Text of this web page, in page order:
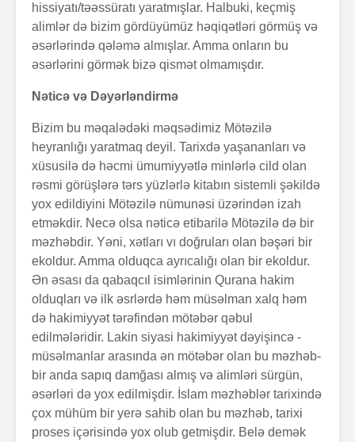
hissiyatı/təəssüratı yaratmışlar. Halbuki, keçmiş
alimlər də bizim gördüyümüz həqiqətləri görmüş və
əsərlərində qələmə almışlar. Amma onların bu
əsərlərini görmək bizə qismət olmamışdır.
Nəticə və Dəyərləndirmə
Bizim bu məqalədəki məqsədimiz Mötəzilə
heyranlığı yaratmaq deyil. Tarixdə yaşananları və
xüsusilə də həcmi ümumiyyətlə minlərlə cild olan
rəsmi görüşlərə tərs yüzlərlə kitabın sistemli şəkildə
yox edildiyini Mötəzilə nümunəsi üzərindən izah
etməkdir. Necə olsa nəticə etibarilə Mötəzilə də bir
məzhəbdir. Yəni, xətları vı doğruları olan bəşəri bir
ekoldur. Amma olduqca ayrıcalığı olan bir ekoldur.
Ən əsası da qabaqcıl isimlərinin Qurana hakim
olduqları və ilk əsrlərdə həm müsəlman xalq həm
də hakimiyyət tərəfindən mötəbər qəbul
edilmələridir. Lakin siyasi hakimiyyət dəyişincə -
müsəlmanlar arasında ən mötəbər olan bu məzhəb-
bir anda sapıq damğası almış və alimləri sürgün,
əsərləri də yox edilmişdir. İslam məzhəblər tarixində
çox mühüm bir yerə sahib olan bu məzhəb, tarixi
proses içərisində yox olub getmişdir. Belə demək